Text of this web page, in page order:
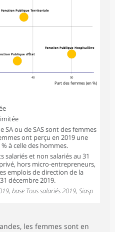
40 50
Part des femmes (en %)
Publique d’État
Fonction Publique Territoriale
Fonction Publique Hospitalière
SA ou de SAS sont des femmes
ont perçu en 2019 une
à celle des hommes.
salariés et non salariés au 31
hors micro-entrepreneurs,
emplois de direction de la
décembre 2019.
base Tous salariés 2019, Siasp
les femmes sont en